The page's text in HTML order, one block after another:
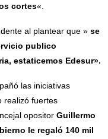
cortes«.
al plantear que » se
publico
estaticemos Edesur».
las iniciativas
realizó fuertes
opositor Guillermo
le regaló 140 mil